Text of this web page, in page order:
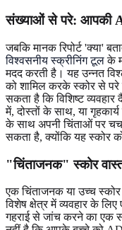
संख्याओं से परे: आपकी AI
जबकि मानक रिपोर्ट 'क्या'
विश्वसनीय स्क्रीनिंग टूलके
मदद करती है। यह उन्नत
को शामिल करके स्कोर से परे
सकता है कि विशिष्ट
में, दोस्तों के साथ, या
के साथ अपनी चिंताओं पर
सकता है, क्योंकि यह स्कोर
"चिंताजनक" स्कोर
एक चिंताजनक या उच्च
विशेष क्षेत्र में व्यवहार के
गहराई से जांच करने का